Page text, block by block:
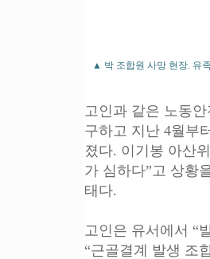
▲ 박 조합원 사망 현장. 유
고인과 같은 노동
구하고 지난 4월부
졌다. 이기봉 아산
가 심하다”고 상황
태다.
고인은 유서에서 “
“근골결계 발생 조